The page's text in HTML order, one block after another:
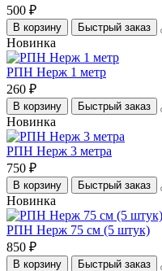
500 ₽
В корзину Быстрый заказ
Новинка
РПН Нерж 1 метр
260 ₽
В корзину Быстрый заказ
Новинка
РПН Нерж 3 метра
750 ₽
В корзину Быстрый заказ
Новинка
РПН Нерж 75 см (5 штук)
850 ₽
В корзину Быстрый заказ